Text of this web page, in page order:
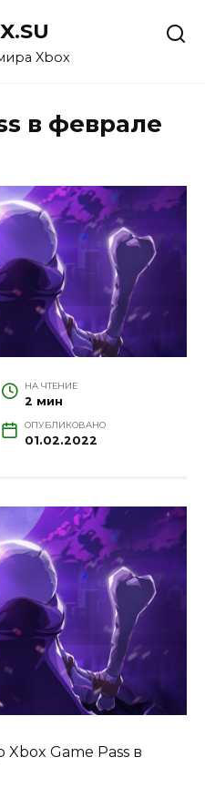
Xbox
в феврале
НА ЧТЕНИЕ
2 мин
ОПУБЛИКОВАНО
01.02.2022
Game Pass в